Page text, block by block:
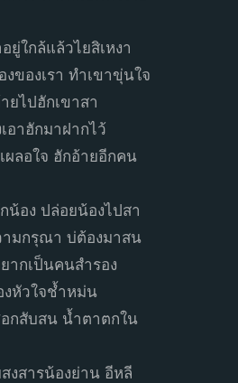
ยู่ใกล้แล้วไยสิเหงา
งของเรา ทำเขาขุ่นใจ
ยไปฮักเขาสา
อาฮักมาฝากไว้
ผลอใจ ฮักอ้ายอีกคน
น้อง ปล่อยน้องไปสา
ามกรุณา บ่ต้องมาสน
ากเป็นคนสำรอง
งหัวใจช้ำหม่น
กสับสน น้ำตาตกใน
งสารน้องย่าน อีหลี